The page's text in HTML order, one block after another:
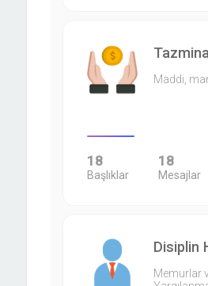
Maddi,
18
Başlıklar
18
Mesajlar
Disiplin
Memurlar